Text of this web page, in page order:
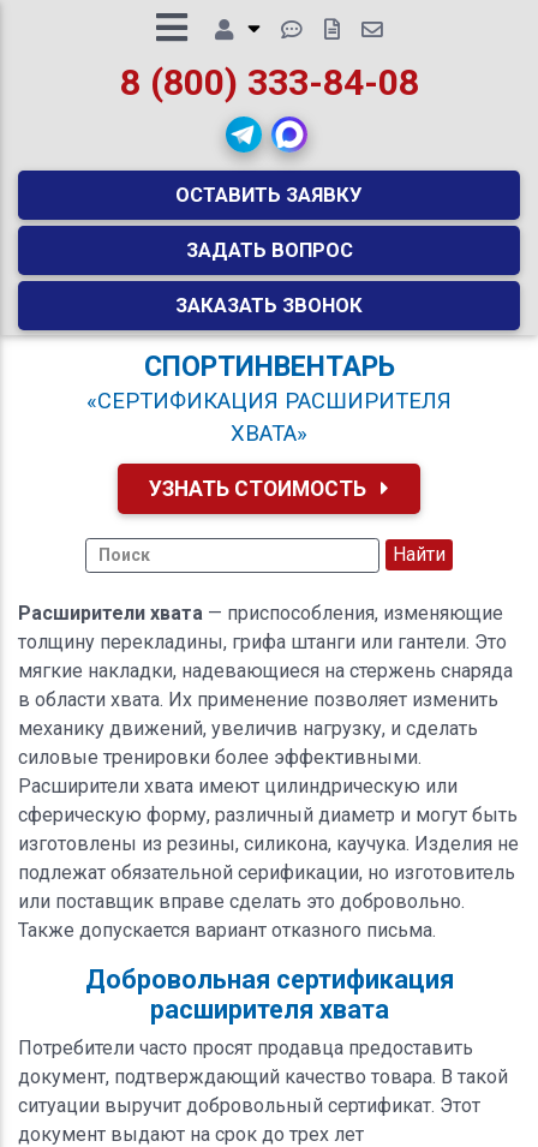
8 (800) 333-84-08
ОСТАВИТЬ ЗАЯВКУ
ЗАДАТЬ ВОПРОС
ЗАКАЗАТЬ ЗВОНОК
СПОРТИНВЕНТАРЬ
«СЕРТИФИКАЦИЯ РАСШИРИТЕЛЯ
ХВАТА»
УЗНАТЬ СТОИМОСТЬ
Расширители хвата — приспособления, изменяющие
толщину перекладины, грифа штанги или гантели. Это
мягкие накладки, надевающиеся на стержень снаряда
в области хвата. Их применение позволяет изменить
механику движений, увеличив нагрузку, и сделать
силовые тренировки более эффективными.
Расширители хвата имеют цилиндрическую или
сферическую форму, различный диаметр и могут быть
изготовлены из резины, силикона, каучука. Изделия не
подлежат обязательной серификации, но изготовитель
или поставщик вправе сделать это добровольно.
Также допускается вариант отказного письма.
Добровольная сертификация
расширителя хвата
Потребители часто просят продавца предоставить
документ, подтверждающий качество товара. В такой
ситуации выручит добровольный сертификат. Этот
документ выдают на срок до трех лет